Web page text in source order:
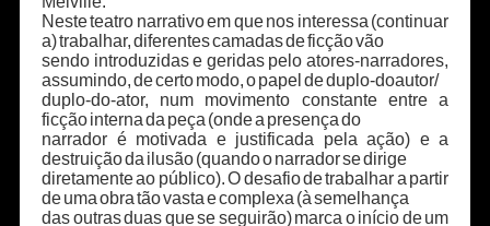
Neste teatro narrativo em que nos interessa (continuar
a) trabalhar, diferentes camadas de ficção vão
sendo introduzidas e geridas pelo atores-narradores,
assumindo, de certo modo, o papel de duplo-doautor/
duplo-do-ator, num movimento constante entre a
ficção interna da peça (onde a presença do
narrador é motivada e justificada pela ação) e a
destruição da ilusão (quando o narrador se dirige
diretamente ao público). O desafio de trabalhar a partir
de uma obra tão vasta e complexa (à semelhança
das outras duas que se seguirão) marca o início de um